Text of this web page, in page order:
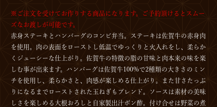
※ご注文を受けてお作りする商品になります。ご予約頂けるとスムー
ズなお渡しが可能です。
赤身ステーキとハンバーグのコンビ弁当。ステーキは佐賀牛の赤身肉
を使用。肉の表面をローストし低温でゆっくりと火入れをし、柔らか
くジューシーな仕上がり。佐賀牛の特徴の脂の甘味と肉本来の味を楽
しむ事が出来ます。ハンバーグは佐賀牛100%で2種類の大きさのミン
チを使用し、柔らかさと、肉感が楽しめる仕上がり。また甘さたっぷ
りになるまでローストされた玉ねぎもプレンド。ソースは素材の美味
しさを楽しめる大根おろしと自家製出汁ポン酢。付け合せは野菜の煮